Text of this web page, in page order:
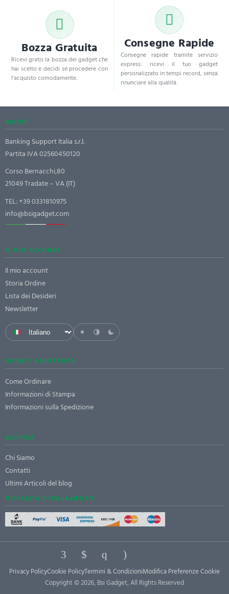
Bozza Gratuita
Ricevi gratis la bozza dei gadget che
hai scelto e decidi se procedere con
l'acquisto comodamente.
Consegne Rapide
Consegne rapide tramite servizio
express: ricevi il tuo gadget
personalizzato in tempi record, senza
rinunciare alla qualità.
ABOUT
Banking Support Italia s.r.l.
Partita IVA 02560450120
Corso Bernacchi,80
21049 Tradate – VA (IT)
TEL:+39 0331810975
info@bsigadget.com
IL MIO ACCOUNT
Il mio account
Storia Ordine
Lista dei Desideri
Newsletter
GUIDE E ASSISTENZA
Come Ordinare
Informazioni di Stampa
Informazioni sulla Spedizione
AZIENDA
Chi Siamo
Contatti
Ultimi Articoli del blog
MODALITÀ DI PAGAMENTO
Privacy PolicyCookie PolicyTermini & CondizioniModifica Preferenze Cookie
Copyright © 2026, Bsi Gadget, All Rights Reserved